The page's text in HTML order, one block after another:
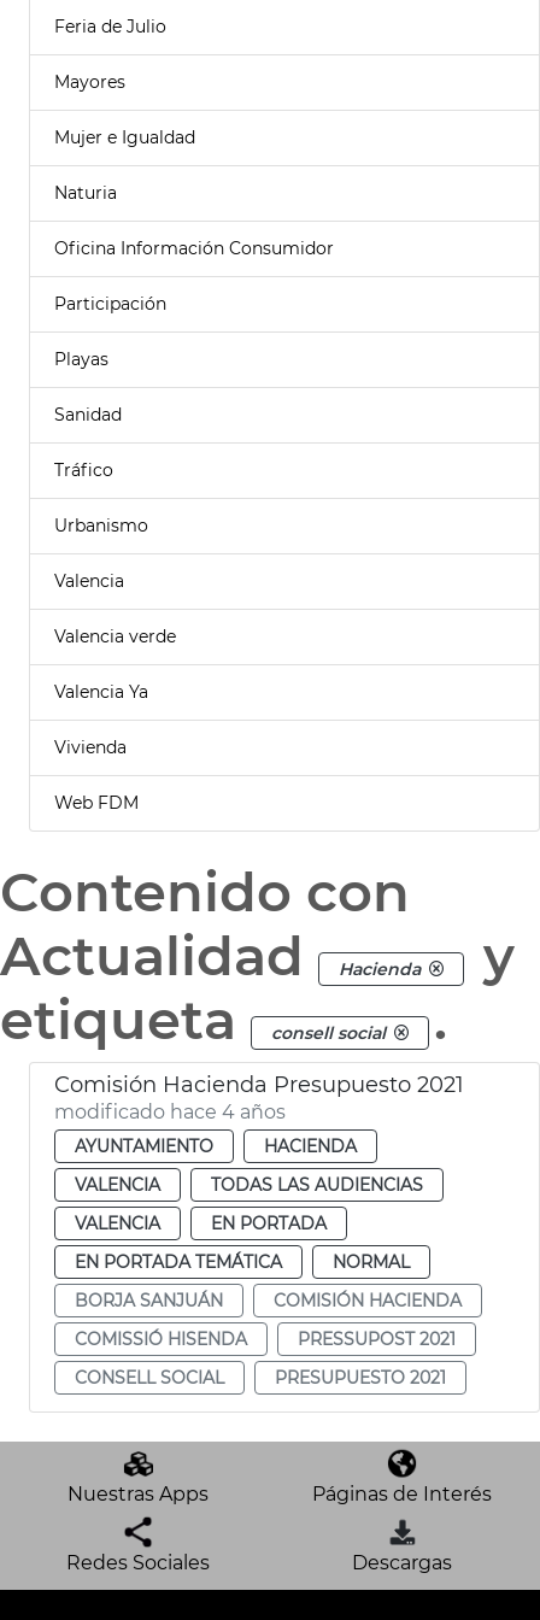
Feria de Julio
Mayores
Mujer e Igualdad
Naturia
Oficina Información Consumidor
Participación
Playas
Sanidad
Tráfico
Urbanismo
Valencia
Valencia verde
Valencia Ya
Vivienda
Web FDM
Contenido con
Actualidad
Hacienda
y
etiqueta
consell social .
Comisión Hacienda Presupuesto 2021
modificado hace 4 años
AYUNTAMIENTO
HACIENDA
VALENCIA
TODAS LAS AUDIENCIAS
VALENCIA
EN PORTADA
EN PORTADA TEMÁTICA
NORMAL
BORJA SANJUÁN
COMISIÓN HACIENDA
COMISSIÓ HISENDA
PRESSUPOST 2021
CONSELL SOCIAL
PRESUPUESTO 2021
Nuestras Apps Páginas de Interés
Redes Sociales Descargas